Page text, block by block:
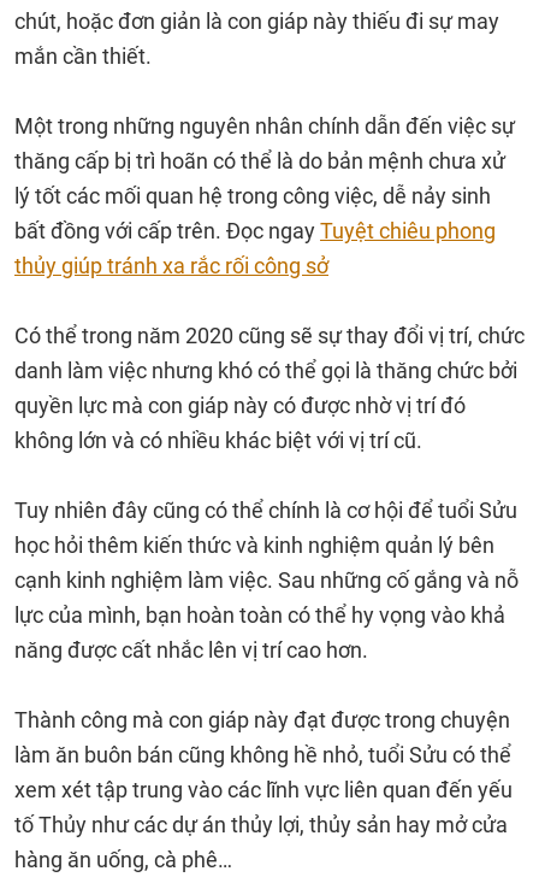
chút, hoặc đơn giản là con giáp này thiếu đi sự may
mắn cần thiết.
Một trong những nguyên nhân chính dẫn đến việc sự
thăng cấp bị trì hoãn có thể là do bản mệnh chưa xử
lý tốt các mối quan hệ trong công việc, dễ nảy sinh
bất đồng với cấp trên. Đọc ngayTuyệt chiêu phong
thủy giúp tránh xa rắc rối công sở
Có thể trong năm 2020 cũng sẽ sự thay đổi vị trí, chức
danh làm việc nhưng khó có thể gọi là thăng chức bởi
quyền lực mà con giáp này có được nhờ vị trí đó
không lớn và có nhiều khác biệt với vị trí cũ.
Tuy nhiên đây cũng có thể chính là cơ hội để tuổi Sửu
học hỏi thêm kiến thức và kinh nghiệm quản lý bên
cạnh kinh nghiệm làm việc. Sau những cố gắng và nỗ
lực của mình, bạn hoàn toàn có thể hy vọng vào khả
năng được cất nhắc lên vị trí cao hơn.
Thành công mà con giáp này đạt được trong chuyện
làm ăn buôn bán cũng không hề nhỏ, tuổi Sửu có thể
xem xét tập trung vào các lĩnh vực liên quan đến yếu
tố Thủy như các dự án thủy lợi, thủy sản hay mở cửa
hàng ăn uống, cà phê…